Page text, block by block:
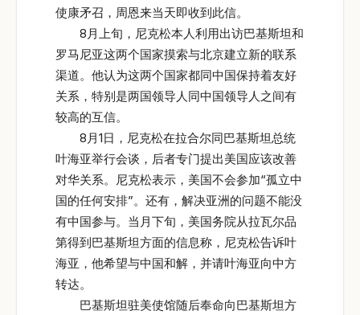
使康矛召，周恩来当天即收到此信。
8月上旬，尼克松本人利用出访巴基斯坦和
罗马尼亚这两个国家摸索与北京建立新的联系
渠道。他认为这两个国家都同中国保持着友好
关系，特别是两国领导人同中国领导人之间有
较高的互信。
8月1日，尼克松在拉合尔同巴基斯坦总统
叶海亚举行会谈，后者专门提出美国应该改善
对华关系。尼克松表示，美国不会参加“孤立中
国的任何安排”。还有，解决亚洲的问题不能没
有中国参与。当月下旬，美国务院从拉瓦尔品
第得到巴基斯坦方面的信息称，尼克松告诉叶
海亚，他希望与中国和解，并请叶海亚向中方
转达。
巴基斯坦驻美使馆随后奉命向巴基斯坦方